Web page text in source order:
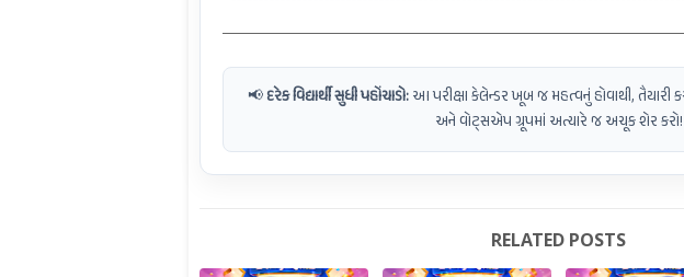
📢દરેક વિદ્યાર્થી સુધી પહોંચાડો:આ પરીક્ષા કેલેન્ડર ખૂબ જ મહત્વનું હોવાથી, તૈયારી
અને વોટ્સએપ ગ્રૂપમાં અત્યારે જ અચૂક શેર કરો!
RELATED POSTS